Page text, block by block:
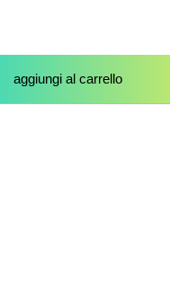
aggiungi al carrello